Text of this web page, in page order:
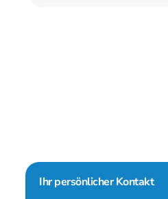
Seitenspalte
Ihr persönlicher Kontakt